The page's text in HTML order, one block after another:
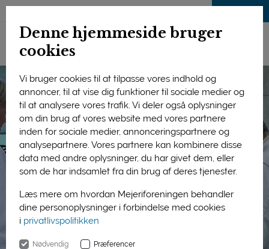
Denne hjemmeside bruger
cookies
Vi bruger cookies til at tilpasse vores indhold og
annoncer, til at vise dig funktioner til sociale medier og
til at analysere vores trafik. Vi deler også oplysninger
om din brug af vores website med vores partnere
inden for sociale medier, annonceringspartnere og
analysepartnere. Vores partnere kan kombinere disse
data med andre oplysninger, du har givet dem, eller
som de har indsamlet fra din brug af deres tjenester.
Læs mere om hvordan Mejeriforeningen behandler
dine personoplysninger i forbindelse med cookies
i privatlivspolitikken
Nødvendig
Præferencer